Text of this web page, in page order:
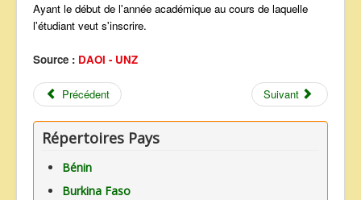
Ayant le début de l'année académique au cours de laquelle
l'étudiant veut s'inscrire.
Source : DAOI - UNZ
Précédent Suivant
Répertoires Pays
Bénin
Burkina Faso